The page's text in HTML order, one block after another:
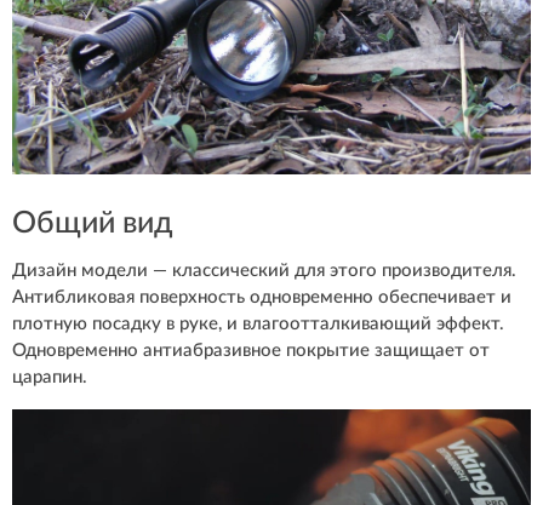
Общий вид
Дизайн модели — классический для этого производителя.
Антибликовая поверхность одновременно обеспечивает и
плотную посадку в руке, и влагоотталкивающий эффект.
Одновременно антиабразивное покрытие защищает от
царапин.